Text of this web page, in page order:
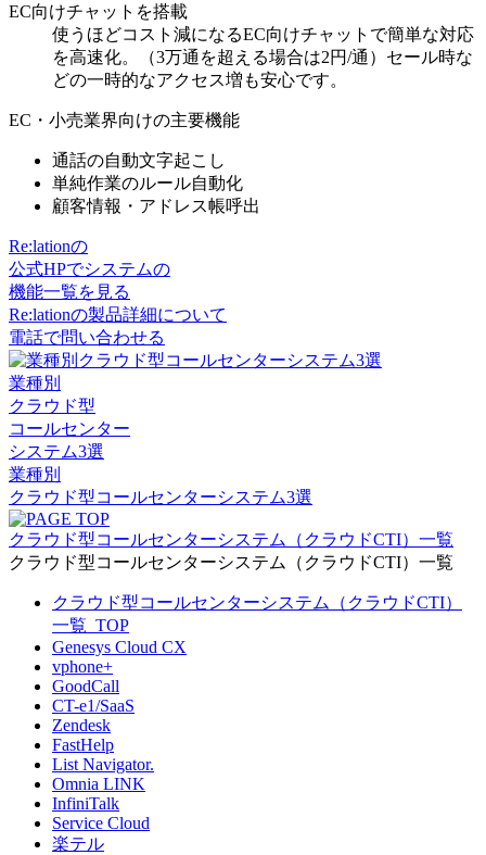
EC向けチャットを搭載
使うほどコスト減になるEC向けチャット で簡単な対応
を高速化。（3万通を超える場合は2円/通）セール時な
どの一時的なアクセス増も安心です。
EC・小売業界向けの主要機能
通話の自動文字起こし
単純作業のルール自動化
顧客情報・アドレス帳呼出
Re:lationの
公式HPでシステムの
機能一覧を見る
Re:lationの製品詳細について
電話で問い合わせる
業種別
クラウド型
コールセンター
システム3選
業種別
クラウド型コールセンターシステム3選
クラウド型コールセンターシステム（クラウドCTI）一覧
クラウド型コールセンターシステム（クラウドCTI）一覧
クラウド型コールセンターシステム（クラウドCTI）
一覧_TOP
Genesys Cloud CX
vphone+
GoodCall
CT-e1/SaaS
Zendesk
FastHelp
List Navigator.
Omnia LINK
InfiniTalk
Service Cloud
楽テル